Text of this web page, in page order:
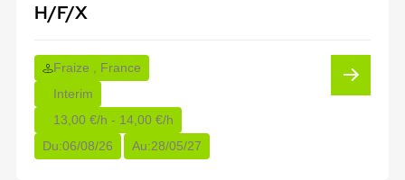
H/F/X
Fraize , France
Interim
13,00 €/h - 14,00 €/h
Du:06/08/26 Au:28/05/27